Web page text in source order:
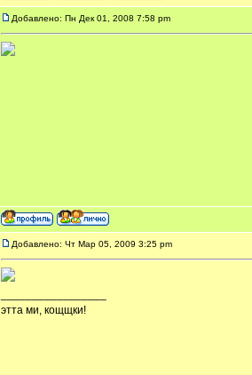
Добавлено: Пн Дек 01, 2008 7:58 pm
Добавлено: Чт Мар 05, 2009 3:25 pm
этта ми, кощщки!